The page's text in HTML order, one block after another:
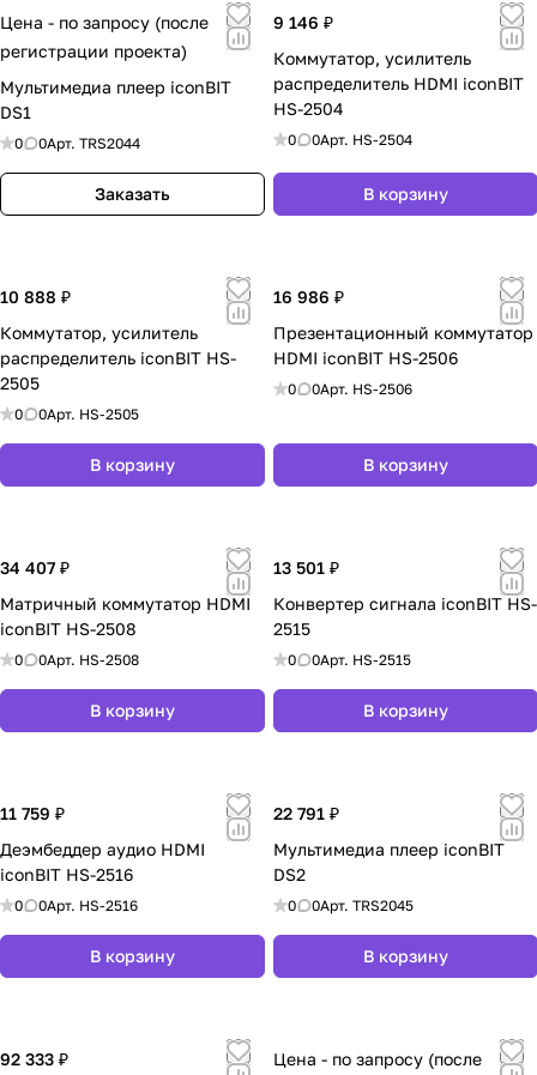
Цена - по запросу (после
регистрации проекта)
Мультимедиа плеер iconBIT
DS1
0 0Арт. TRS2044
Заказать
9 146 ₽
Коммутатор, усилитель
распределитель HDMI iconBIT
HS-2504
0 0Арт. HS-2504
В корзину
10 888 ₽
Коммутатор, усилитель
распределитель iconBIT HS-
2505
0 0Арт. HS-2505
В корзину
16 986 ₽
Презентационный коммутатор
HDMI iconBIT HS-2506
0 0Арт. HS-2506
В корзину
34 407 ₽
Матричный коммутатор HDMI
iconBIT HS-2508
0 0Арт. HS-2508
В корзину
13 501 ₽
Конвертер сигнала iconBIT HS-
2515
0 0Арт. HS-2515
В корзину
11 759 ₽
Деэмбеддер аудио HDMI
iconBIT HS-2516
0 0Арт. HS-2516
В корзину
22 791 ₽
Мультимедиа плеер iconBIT
DS2
0 0Арт. TRS2045
В корзину
92 333 ₽
Цена - по запросу (после